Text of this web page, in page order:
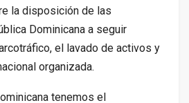
la disposición de las
Dominicana a seguir
el lavado de activos y
organizada.
tenemos el